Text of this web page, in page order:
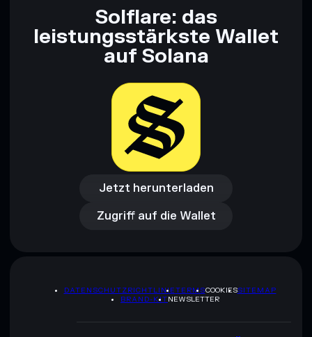
Solflare: das
leistungsstärkste Wallet
auf Solana
Jetzt herunterladen
Jetzt herunterladen
Zugriff auf die Wallet
Zugriff auf die Wallet
DATENSCHUTZRICHTLINIETERMSCOOKIESSITEMAP
BRAND-KITNEWSLETTER